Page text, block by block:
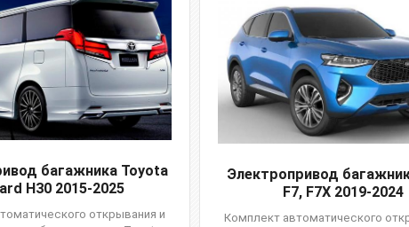
багажника Toyota
H30 2015-2025
открывания и
Электропривод
F7, F7X 2019-2024
Комплект автоматического